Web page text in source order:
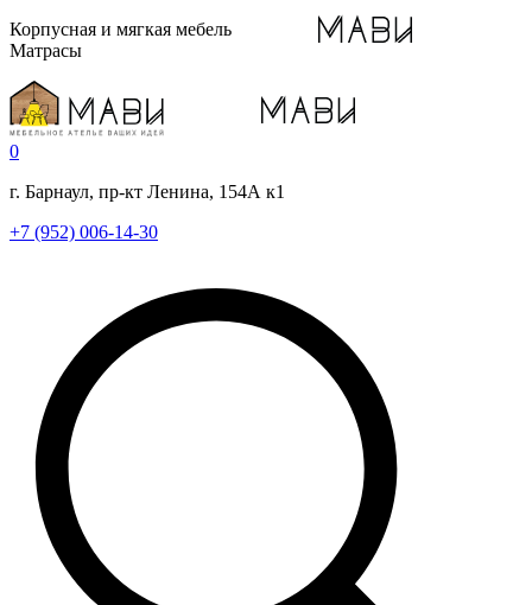
Корпусная и мягкая мебель
Матрасы
0
г. Барнаул, пр-кт Ленина, 154А к1
+7 (952) 006-14-30